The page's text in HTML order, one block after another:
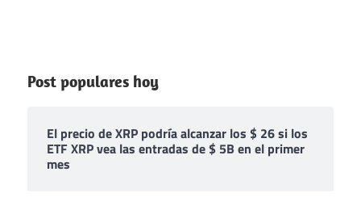
Post populares hoy
El precio de XRP podría alcanzar los $ 26 si los
ETF XRP vea las entradas de $ 5B en el primer
mes